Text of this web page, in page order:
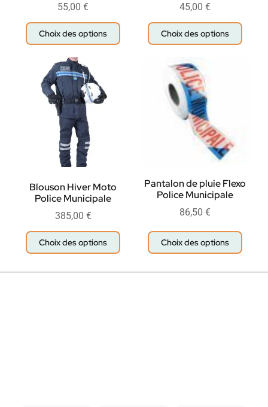
55,00 €
Choix des options
45,00 €
Choix des options
Blouson Hiver Moto
Police Municipale
385,00 €
Choix des options
Pantalon de pluie Flexo
Police Municipale
86,50 €
Choix des options